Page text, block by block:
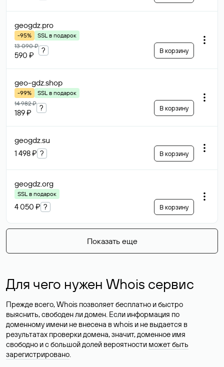
geogdz.pro
-95%
SSL в подарок
13 090 ₽
590 ₽
? В корзину
geo-gdz.shop
-99%
SSL в подарок
14 982 ₽
189 ₽
? В корзину
geogdz.su
1 498 ₽ ? В корзину
geogdz.org
SSL в подарок
4 050 ₽ ? В корзину
Показать еще
Для чего нужен Whois сервис
Прежде всего, Whois позволяет бесплатно и быстро
выяснить, свободен ли домен. Если информация по
доменному имени не внесена в whois и не выдается в
результатах проверки домена, значит, доменное имя
свободно и с большой долей вероятности может быть
зарегистрировано.